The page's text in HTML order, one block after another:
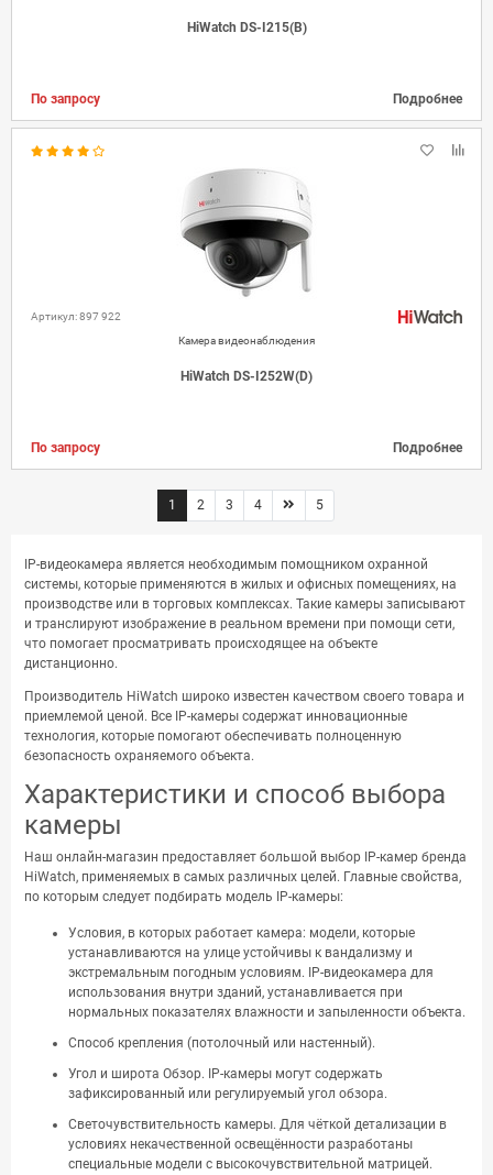
HiWatch DS-I215(B)
По запросу Подробнее
Артикул: 897 922
Камера видеонаблюдения
HiWatch DS-I252W(D)
По запросу Подробнее
1 2 3 4 5
IP-видеокамера является необходимым помощником охранной
системы, которые применяются в жилых и офисных помещениях, на
производстве или в торговых комплексах. Такие камеры записывают
и транслируют изображение в реальном времени при помощи сети,
что помогает просматривать происходящее на объекте
дистанционно.
Производитель HiWatch широко известен качеством своего товара и
приемлемой ценой. Все IP-камеры содержат инновационные
технология, которые помогают обеспечивать полноценную
безопасность охраняемого объекта.
Характеристики и способ выбора
камеры
Наш онлайн-магазин предоставляет большой выбор IP-камер бренда
HiWatch, применяемых в самых различных целей. Главные свойства,
по которым следует подбирать модель IP-камеры:
Условия, в которых работает камера: модели, которые
устанавливаются на улице устойчивы к вандализму и
экстремальным погодным условиям. IP-видеокамера для
использования внутри зданий, устанавливается при
нормальных показателях влажности и запыленности объекта.
Способ крепления (потолочный или настенный).
Угол и широта Обзор. IP-камеры могут содержать
зафиксированный или регулируемый угол обзора.
Светочувствительность камеры. Для чёткой детализации в
условиях некачественной освещённости разработаны
специальные модели с высокочувствительной матрицей.